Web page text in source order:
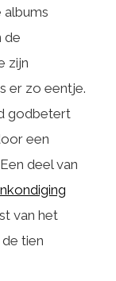
albums
de
zijn
er zo eentje.
godbetert
een
deel van
van het
tien